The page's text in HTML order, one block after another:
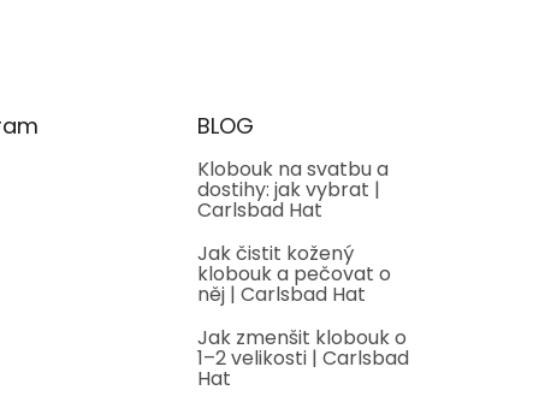
BLOG
Klobouk na svatbu a
dostihy: jak vybrat |
Carlsbad Hat
Jak čistit kožený
klobouk a pečovat o
něj | Carlsbad Hat
Jak zmenšit klobouk o
1–2 velikosti | Carlsbad
Hat